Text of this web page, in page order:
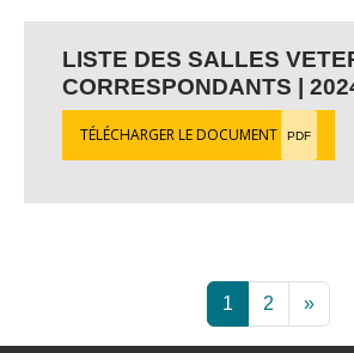
LISTE DES SALLES
CORRESPONDANTS |
TÉLÉCHARGER LE DOCUMENT PDF
1 2 »